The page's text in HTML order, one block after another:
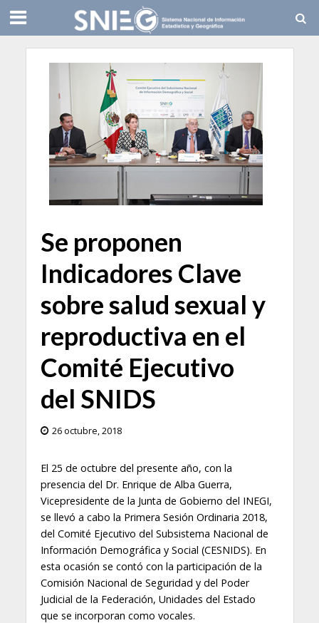
Se proponen
Indicadores Clave
sobre salud sexual y
reproductiva en el
Comité Ejecutivo
del SNIDS
26 octubre, 2018
El 25 de octubre del presente año, con la
presencia del Dr. Enrique de Alba Guerra,
Vicepresidente de la Junta de Gobierno del INEGI,
se llevó a cabo la Primera Sesión Ordinaria 2018,
del Comité Ejecutivo del Subsistema Nacional de
Información Demográfica y Social (CESNIDS). En
esta ocasión se contó con la participación de la
Comisión Nacional de Seguridad y del Poder
Judicial de la Federación, Unidades del Estado
que se incorporan como vocales.